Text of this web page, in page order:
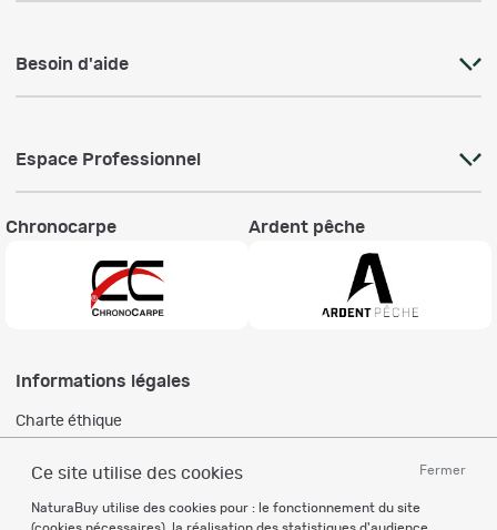
Fermer
Ce site utilise des cookies
NaturaBuy utilise des cookies pour : le fonctionnement du site
Besoin d'aide
Espace Professionnel
Chronocarpe Ardent pêche
Informations légales
Charte éthique
Règlement & Conditions d'utilisation
des données personnelles